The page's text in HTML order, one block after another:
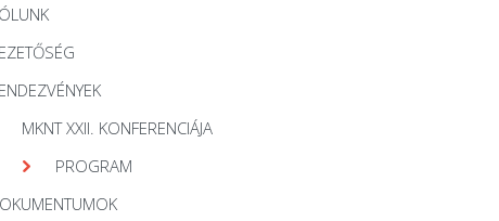
MKNT XXII. KONFERENCIÁJA
PROGRAM